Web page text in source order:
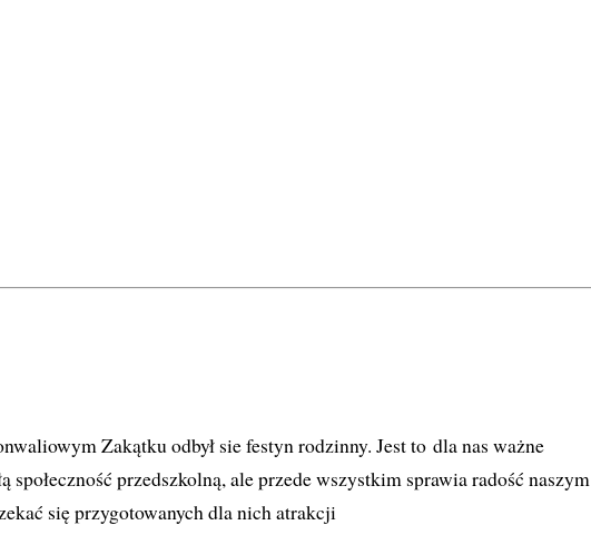
Zakątku odbył sie festyn rodzinny. Jest to dla nas ważne
społeczność przedszkolną, ale przede wszystkim sprawia radość naszym
się przygotowanych dla nich atrakcji